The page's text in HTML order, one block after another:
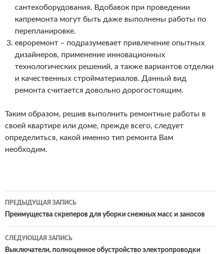
сантехоборудования. Вдобавок при проведении
капремонта могут быть даже выполнены работы по
перепланировке.
евроремонт – подразумевает привлечение опытных
дизайнеров, применение инновационных
технологических решений, а также вариантов отделки
и качественных стройматериалов. Данный вид
ремонта считается довольно дорогостоящим.
Таким образом, решив выполнить ремонтные работы в
своей квартире или доме, прежде всего, следует
определиться, какой именно тип ремонта Вам
необходим.
Навигация
по
записям
ПРЕДЫДУЩАЯ ЗАПИСЬ
Преимущества скреперов для уборки снежных масс и заносов
СЛЕДУЮЩАЯ ЗАПИСЬ
Выключатели, полноценное обустройство электропроводки